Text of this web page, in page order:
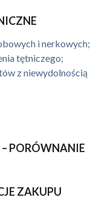
i nerkowych;
tętniczego;
z niewydolnością
– PORÓWNANIE
ZAKUPU